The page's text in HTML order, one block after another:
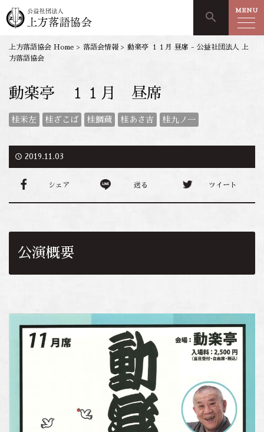
search MENU
上方落語協会 Home > 落語会情報 > 動楽亭 １１月 昼席 - 公益社団法人 上
方落語協会
動楽亭 １１月 昼席
桂米左 桂ざこば 桂鯛蔵 桂あさ吉 桂九ノ一
access_time 2019.11.03
シェア 送る ツイート
公演概要